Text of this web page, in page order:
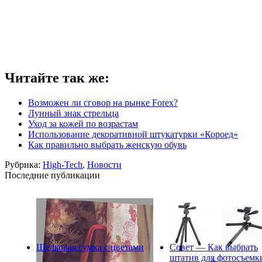
Читайте так же:
Возможен ли сговор на рынке Forex?
Лунный знак стрельца
Уход за кожей по возрастам
Использование декоративной штукатурки «Короед»
Как правильно выбрать женскую обувь
Рубрика: High-Tech, Новости
Последние публикации
Шелковая сумка с цветами
Совет — Как выбрать
штатив для